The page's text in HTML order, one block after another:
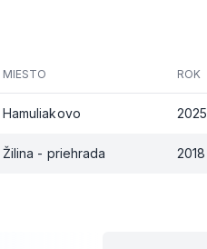
MIESTO ROK
Hamuliakovo 2025
Žilina - priehrada 2018